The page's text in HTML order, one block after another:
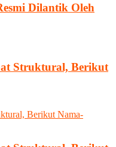
Dilantik Oleh
Struktural, Berikut